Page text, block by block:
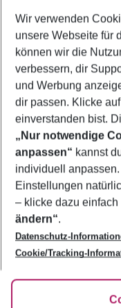
Urlaub Skiathos
Frübucher
Last Minute
Footer
Footer navigation
Über uns
AGB
Bestpreisgarantie
Cookie-Einstellungen
Cookie-Richtlinie
Agenturbetreuung
Barrierefreies Reisen
HanseMerkur
Folge uns
Wir verwenden
unsere Webseite für
können wir die
verbessern, dir
und Werbung
dir passen. Klicke auf
einverstanden bist.
„Nur notwendige
anpassen“ kannst
individuell
Einstellungen
– klicke dazu einfach
ändern“.
Datenschutz-
Cookie/Tracking-